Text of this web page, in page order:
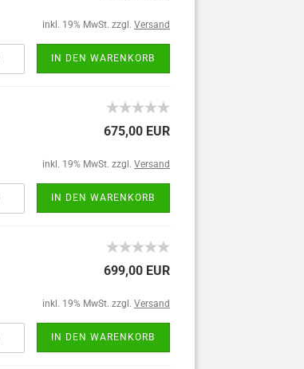
inkl. 19% MwSt. zzgl. Versand
IN DEN WARENKORB
675,00 EUR
inkl. 19% MwSt. zzgl. Versand
IN DEN WARENKORB
699,00 EUR
inkl. 19% MwSt. zzgl. Versand
IN DEN WARENKORB